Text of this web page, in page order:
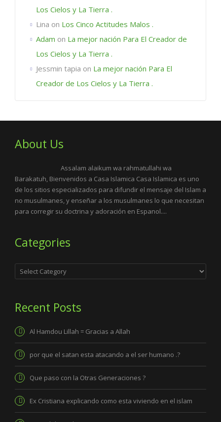
Los Cielos y La Tierra .
Lina on Los Cinco Actitudes Malos .
Adam on La mejor nación Para El Creador de
Los Cielos y La Tierra .
Jessmin tapia on La mejor nación Para El
Creador de Los Cielos y La Tierra .
About Us
Assalam alaikum wa rahmatullahi wa
Barakatuh, Bienvenidos a Casa Islamica Casa Islamica es uno
de los sitios especializados para difundir el mensaje del Islam a
no musulmanes, y enseñar a los musulmanes lo que necesitan
para corregir su doctrina y adoración en Espanol....
Categories
Categories
Recent Posts
Al Hamdou Lillah = Gracias a Allah
por que el satan esta atacando a el ser humano .?
Que paso con la Otras Generaciones ?
Ex Cristiana explicando como esta viviendo en el islam